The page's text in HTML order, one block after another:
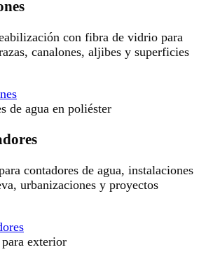
con fibra de vidrio para
canalones, aljibes y superficies
de agua en poliéster
contadores de agua, instalaciones
urbanizaciones y proyectos
exterior